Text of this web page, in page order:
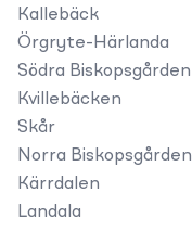
Kallebäck
Örgryte-Härlanda
Södra Biskopsgården
Kvillebäcken
Skår
Norra Biskopsgården
Kärrdalen
Landala